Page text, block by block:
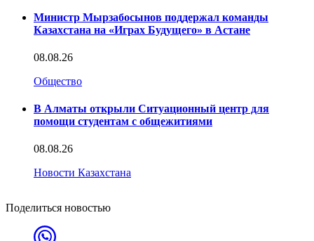
Министр Мырзабосынов поддержал команды
Казахстана на «Играх Будущего» в Астане
08.08.26
Общество
В Алматы открыли Ситуационный центр для
помощи студентам с общежитиями
08.08.26
Новости Казахстана
Поделиться новостью